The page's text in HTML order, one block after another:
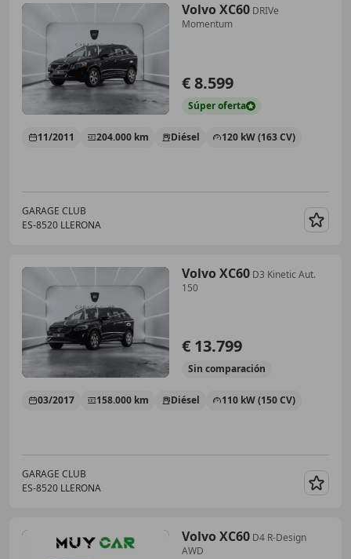
Volvo XC60 DRIVe
Momentum
€ 8.599
Súperoferta
11/2011 204.000 km Diésel 120 kW (163 CV)
GARAGE CLUB
ES-8520 LLERONA
Volvo XC60 D3 Kinetic Aut.
150
€ 13.799
Sin comparación
03/2017 158.000 km Diésel 110 kW (150 CV)
GARAGE CLUB
ES-8520 LLERONA
Volvo XC60 D4 R-Design
AWD